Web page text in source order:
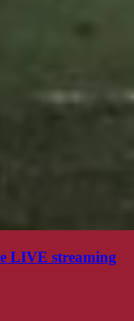
LIVE streaming